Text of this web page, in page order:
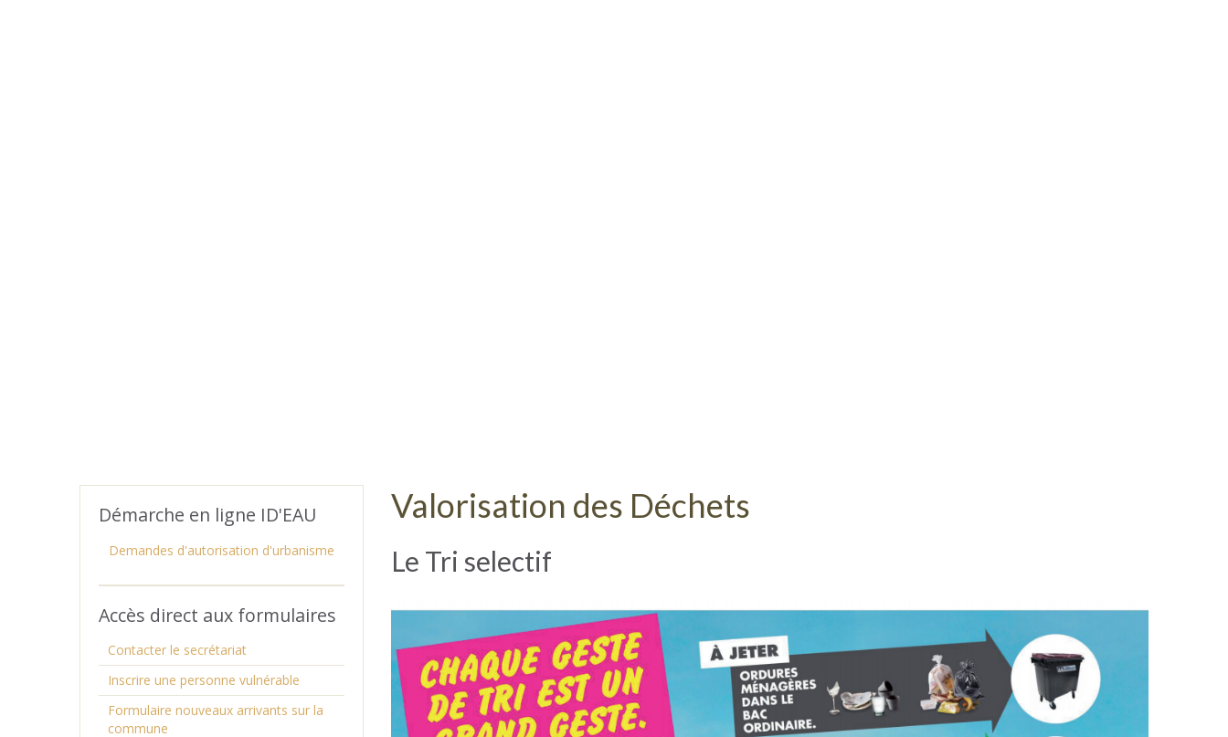
Valorisation des Déchets
Le Tri selectif
Démarche en ligne ID'EAU
Demandes d'autorisation d'urbanisme
Accès direct aux formulaires
Contacter le secrétariat
Inscrire une personne vulnérable
Formulaire nouveaux arrivants sur la
commune